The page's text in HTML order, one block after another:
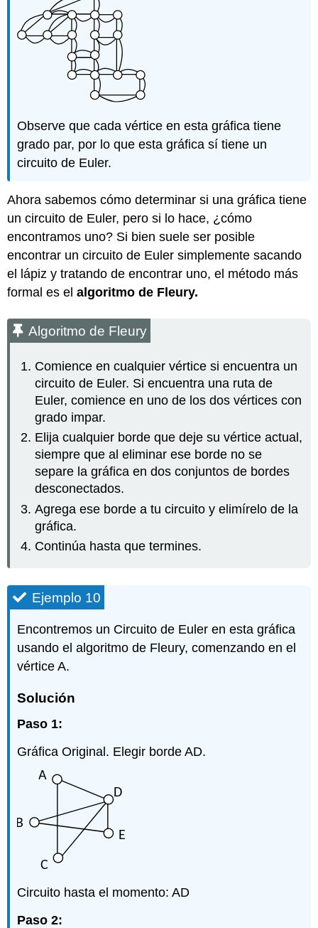
Observe que cada vértice en esta gráfica tiene
grado par, por lo que esta gráfica sí tiene un
circuito de Euler.
Ahora sabemos cómo determinar si una gráfica tiene
un circuito de Euler, pero si lo hace, ¿cómo
encontramos uno? Si bien suele ser posible
encontrar un circuito de Euler simplemente sacando
el lápiz y tratando de encontrar uno, el método más
formal es elalgoritmo de Fleury.
Algoritmo de Fleury
Comience en cualquier vértice si encuentra un
circuito de Euler. Si encuentra una ruta de
Euler, comience en uno de los dos vértices con
grado impar.
Elija cualquier borde que deje su vértice actual,
siempre que al eliminar ese borde no se
separe la gráfica en dos conjuntos de bordes
desconectados.
Agrega ese borde a tu circuito y elimírelo de la
gráfica.
Continúa hasta que termines.
Ejemplo 10
Encontremos un Circuito de Euler en esta gráfica
usando el algoritmo de Fleury, comenzando en el
vértice A.
Solución
Paso 1:
Gráfica Original. Elegir borde AD.
Circuito hasta el momento: AD
Paso 2: